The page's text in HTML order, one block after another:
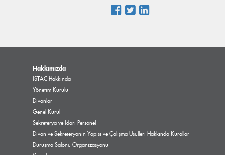
Hakkımızda
ISTAC Hakkında
Yönetim Kurulu
Divanlar
Genel Kurul
Sekreterya ve İdari Personel
Divan ve Sekreteryanın Yapısı ve Çalışma Usulleri Hakkında Kurallar
Duruşma Salonu Organizasyonu